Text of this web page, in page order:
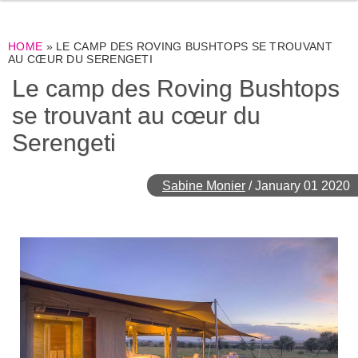
HOME » LE CAMP DES ROVING BUSHTOPS SE TROUVANT
AU CŒUR DU SERENGETI
Le camp des Roving Bushtops
se trouvant au cœur du
Serengeti
Sabine Monier /January 01 2020